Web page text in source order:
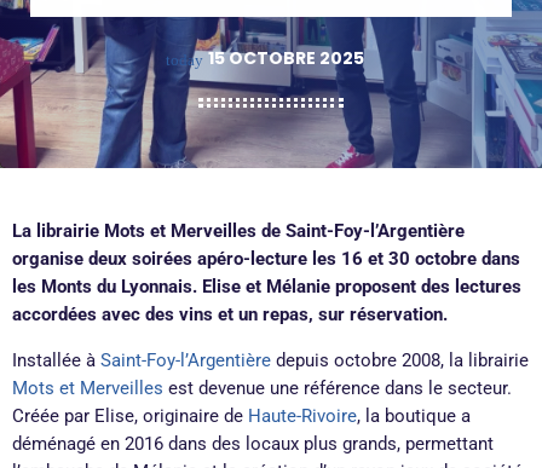
today 15 OCTOBRE 2025
La librairie Mots et Merveilles de Saint-Foy-l’Argentière
organise deux soirées apéro-lecture les 16 et 30 octobre dans
les Monts du Lyonnais. Elise et Mélanie proposent des lectures
accordées avec des vins et un repas, sur réservation.
Installée à Saint-Foy-l’Argentière depuis octobre 2008, la librairie
Mots et Merveilles est devenue une référence dans le secteur.
Créée par Elise, originaire de Haute-Rivoire, la boutique a
déménagé en 2016 dans des locaux plus grands, permettant